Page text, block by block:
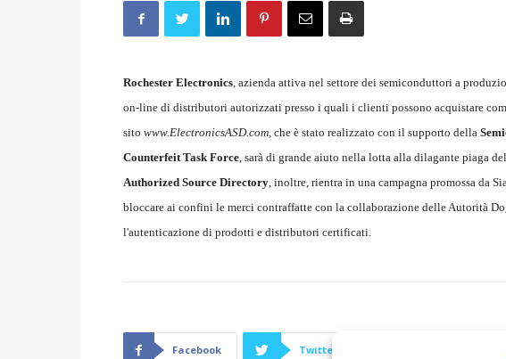
Rochester Electronics, azienda attiva nel settore dei semiconduttori a
on-line di distributori autorizzati presso i quali i clienti possono acquistare
sito www.ElectronicsASD.com, che è stato realizzato con il supporto della
Counterfeit Task Force, sarà di grande aiuto nella lotta alla dilagante piaga
Authorized Source Directory, inoltre, rientra in una campagna promossa da
bloccare ai confini le merci contraffatte con la collaborazione delle Autorità
l'autenticazione di prodotti e distributori certificati.
Facebook Twitter